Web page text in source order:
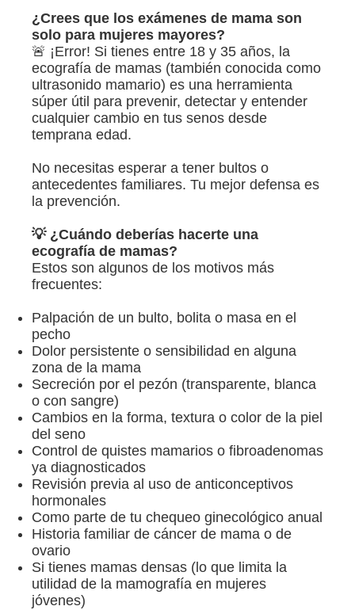
Inicio
Sobre mí
Ginecología
Ginecología con Laser
Cirugías
Obstetricia
Mastología
Prevencion Oncológica
Métodos Anticonceptivos
¿Crees que los exámenes de mama son
solo para mujeres mayores?
🚨 ¡Error! Si tienes entre 18 y 35 años, la
ecografía de mamas (también conocida como
ultrasonido mamario) es una herramienta
súper útil para prevenir, detectar y entender
cualquier cambio en tus senos desde
temprana edad.
No necesitas esperar a tener bultos o
antecedentes familiares. Tu mejor defensa es
la prevención.
💡 ¿Cuándo deberías hacerte una
ecografía de mamas?
Estos son algunos de los motivos más
frecuentes:
Palpación de un bulto, bolita o masa en el
pecho
Dolor persistente o sensibilidad en alguna
zona de la mama
Secreción por el pezón (transparente, blanca
o con sangre)
Cambios en la forma, textura o color de la piel
del seno
Control de quistes mamarios o fibroadenomas
ya diagnosticados
Revisión previa al uso de anticonceptivos
hormonales
Como parte de tu chequeo ginecológico anual
Historia familiar de cáncer de mama o de
ovario
Si tienes mamas densas (lo que limita la
utilidad de la mamografía en mujeres
jóvenes)